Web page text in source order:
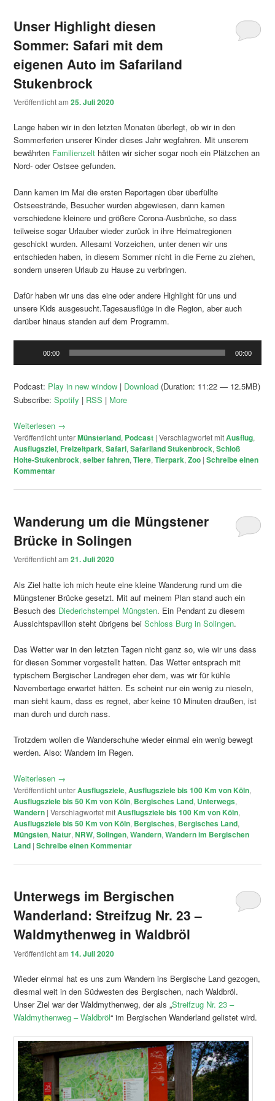
Unser Highlight diesen
Sommer: Safari mit dem
eigenen Auto im Safariland
Stukenbrock
Veröffentlicht am25. Juli 2020
Lange haben wir in den letzten Monaten überlegt, ob wir in den
Sommerferien unserer Kinder dieses Jahr wegfahren. Mit unserem
bewährten Familienzelt hätten wir sicher sogar noch ein Plätzchen an
Nord- oder Ostsee gefunden.
Dann kamen im Mai die ersten Reportagen über überfüllte
Ostseestrände, Besucher wurden abgewiesen, dann kamen
verschiedene kleinere und größere Corona-Ausbrüche, so dass
teilweise sogar Urlauber wieder zurück in ihre Heimatregionen
geschickt wurden. Allesamt Vorzeichen, unter denen wir uns
entschieden haben, in diesem Sommer nicht in die Ferne zu ziehen,
sondern unseren Urlaub zu Hause zu verbringen.
Dafür haben wir uns das eine oder andere Highlight für uns und
unsere Kids ausgesucht.Tagesausflüge in die Region, aber auch
darüber hinaus standen auf dem Programm.
00:00 00:00
Podcast: Play in new window | Download (Duration: 11:22 — 12.5MB)
Subscribe:Spotify | RSS | More
Weiterlesen →
Veröffentlicht unterMünsterland, Podcast |Verschlagwortet mitAusflug,
Ausflugsziel,Freizeitpark,Safari,Safariland Stukenbrock,Schloß
Holte-Stukenbrock,selber fahren,Tiere,Tierpark,Zoo |Schreibe einen
Kommentar
Wanderung um die Müngstener
Brücke in Solingen
Veröffentlicht am21. Juli 2020
Als Ziel hatte ich mich heute eine kleine Wanderung rund um die
Müngstener Brücke gesetzt. Mit auf meinem Plan stand auch ein
Besuch des Diederichstempel Müngsten. Ein Pendant zu diesem
Aussichtspavillon steht übrigens beiSchloss Burg in Solingen.
Das Wetter war in den letzten Tagen nicht ganz so, wie wir uns dass
für diesen Sommer vorgestellt hatten. Das Wetter entsprach mit
typischem Bergischer Landregen eher dem, was wir für kühle
Novembertage erwartet hätten. Es scheint nur ein wenig zu nieseln,
man sieht kaum, dass es regnet, aber keine 10 Minuten draußen, ist
man durch und durch nass.
Trotzdem wollen die Wanderschuhe wieder einmal ein wenig bewegt
werden. Also: Wandern im Regen.
Weiterlesen →
Veröffentlicht unterAusflugsziele,Ausflugsziele bis 100 Km von Köln,
Ausflugsziele bis 50 Km von Köln, Bergisches Land, Unterwegs,
Wandern |Verschlagwortet mitAusflugsziele bis 100 Km von Köln,
Ausflugsziele bis 50 Km von Köln, Bergisches, Bergisches Land,
Müngsten,Natur,NRW,Solingen,Wandern,Wandern im Bergischen
Land |Schreibe einen Kommentar
Unterwegs im Bergischen
Wanderland: Streifzug Nr. 23 –
Waldmythenweg in Waldbröl
Veröffentlicht am14. Juli 2020
Wieder einmal hat es uns zum Wandern ins Bergische Land gezogen,
diesmal weit in den Südwesten des Bergischen, nach Waldbröl.
Unser Ziel war der Waldmythenweg, der als „Streifzug Nr. 23 –
Waldmythenweg – Waldbröl“ im Bergischen Wanderland gelistet wird.